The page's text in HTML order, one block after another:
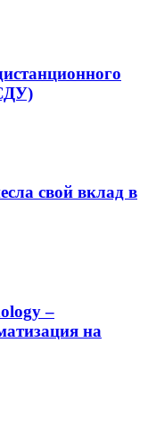
свой вклад в
–
на